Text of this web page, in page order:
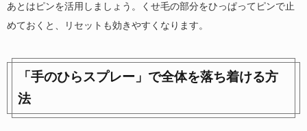
あとはピンを活用しましょう。くせ毛の部分をひっぱってピンで止
めておくと、リセットも効きやすくなります。
「手のひらスプレー」で全体を落ち着ける方
法